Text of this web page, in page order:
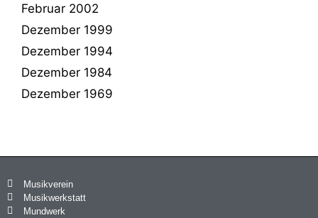
Februar 2002
Dezember 1999
Dezember 1994
Dezember 1984
Dezember 1969
Musikverein
Musikwerkstatt
Mundwerk